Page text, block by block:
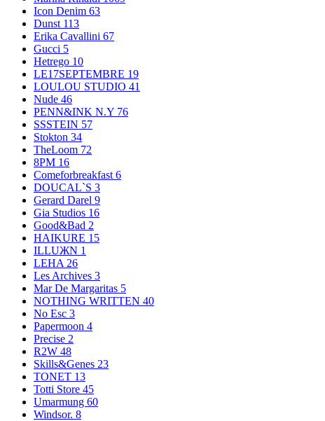
Icon Denim 63
Dunst 113
Erika Cavallini 67
Gucci 5
Hetrego 10
LE17SEPTEMBRE 19
LOULOU STUDIO 41
Nude 46
PENN&INK N.Y 76
SSSTEIN 57
Stokton 34
TheLoom 72
8PM 16
Comeforbreakfast 6
DOUCAL`S 3
Gerard Darel 9
Gia Studios 16
Good&Bad 2
HAIKURE 15
ILLUЖN 1
LEHA 26
Les Archives 3
Mar De Margaritas 5
NOTHING WRITTEN 40
No Esc 3
Papermoon 4
Precise 2
R2W 48
Skills&Genes 23
TONET 13
Totti Store 45
Umarmung 60
Windsor. 8